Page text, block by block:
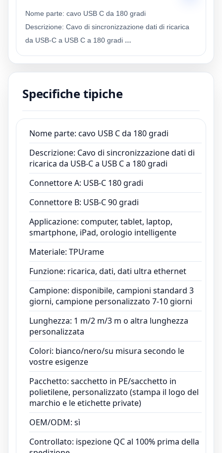
Nome parte: cavo USB C da 180 gradi
Descrizione: Cavo di sincronizzazione dati di ricarica
da USB-C a USB C a 180 gradi
iPad, orologio intelligente
Funzione: ricarica, dati, dati ultra ethernet
Campione: disponibile, campioni standard 3 giorni,
Lunghezza: 1 m/2 m/3 m o altra lunghezza
personalizzata
Colori: bianco/nero/su misura secondo le vostre
esigenze
Pacchetto: sacchetto in PE/sacchetto in polietilene,
personalizzato (stampa il logo del marchio e le
etichette private)
OEM/ODM: sì
Controllato: ispezione QC al 100% prima della
spedizione
SGQ: superato ISO9001 ISO13485
Specifiche tipiche
Nome parte: cavo USB C da 180 gradi
Descrizione: Cavo di sincronizzazione dati di
ricarica da USB-C a USB C a 180 gradi
Connettore A: USB-C 180 gradi
Connettore B: USB-C 90 gradi
Applicazione: computer, tablet, laptop,
smartphone, iPad, orologio intelligente
Materiale: TPUrame
Funzione: ricarica, dati, dati ultra ethernet
Campione: disponibile, campioni standard 3
giorni, campione personalizzato 7-10 giorni
Lunghezza: 1 m/2 m/3 m o altra lunghezza
personalizzata
Colori: bianco/nero/su misura secondo le
vostre esigenze
Pacchetto: sacchetto in PE/sacchetto in
polietilene, personalizzato (stampa il logo del
marchio e le etichette private)
OEM/ODM: sì
Controllato: ispezione QC al 100% prima della